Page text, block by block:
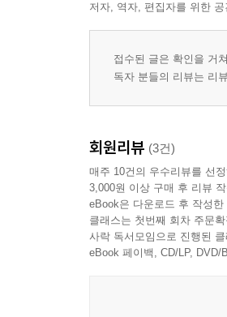
저자, 역자, 편집자를 위한
접수된 글은 확인을 거
독자 분들의 리뷰는 리
회원리뷰 (3건)
매주 10건의 우수리뷰를 선
3,000원 이상 구매 후 리뷰
eBook은 다운로드 후 작성
클래스는 첫번째 회차 주문
사락 독서모임으로 진행된
eBook 페이백, CD/LP,